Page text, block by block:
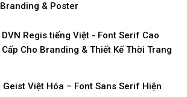
Branding & Poster
DVN Regis tiếng Việt - Font Serif Cao
Cấp Cho Branding & Thiết Kế Thời Trang
Geist Việt Hóa – Font Sans Serif Hiện